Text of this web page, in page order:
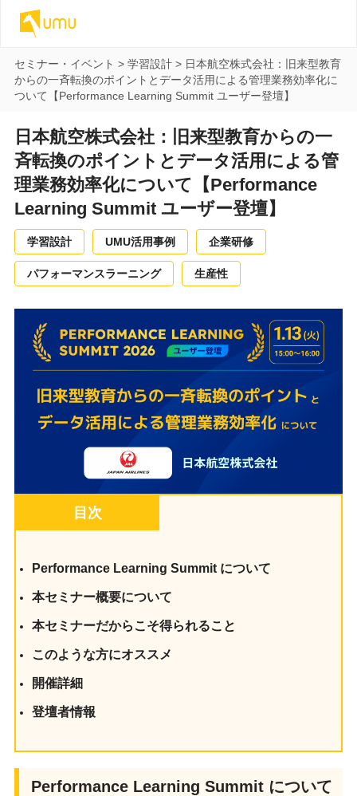
セミナー・イベント > 学習設計> 日本航空株式会社：旧来型教育
からの一斉転換のポイントとデータ活用による管理業務効率化に
ついて【Performance Learning Summit ユーザー登壇】
日本航空株式会社：旧来型教育からの一
斉転換のポイントとデータ活用による管
理業務効率化について【Performance
Learning Summit ユーザー登壇】
学習設計 UMU活用事例 企業研修
パフォーマンスラーニング 生産性
目次
Performance Learning Summit について
本セミナー概要について
本セミナーだからこそ得られること
このような方にオススメ
開催詳細
登壇者情報
Performance Learning Summit について